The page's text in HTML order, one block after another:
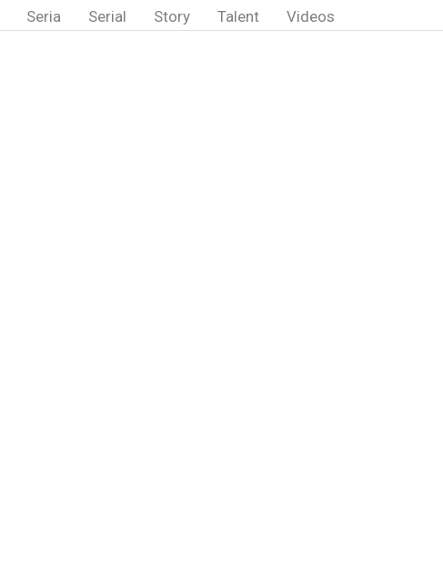
Seria Serial Story Talent Videos